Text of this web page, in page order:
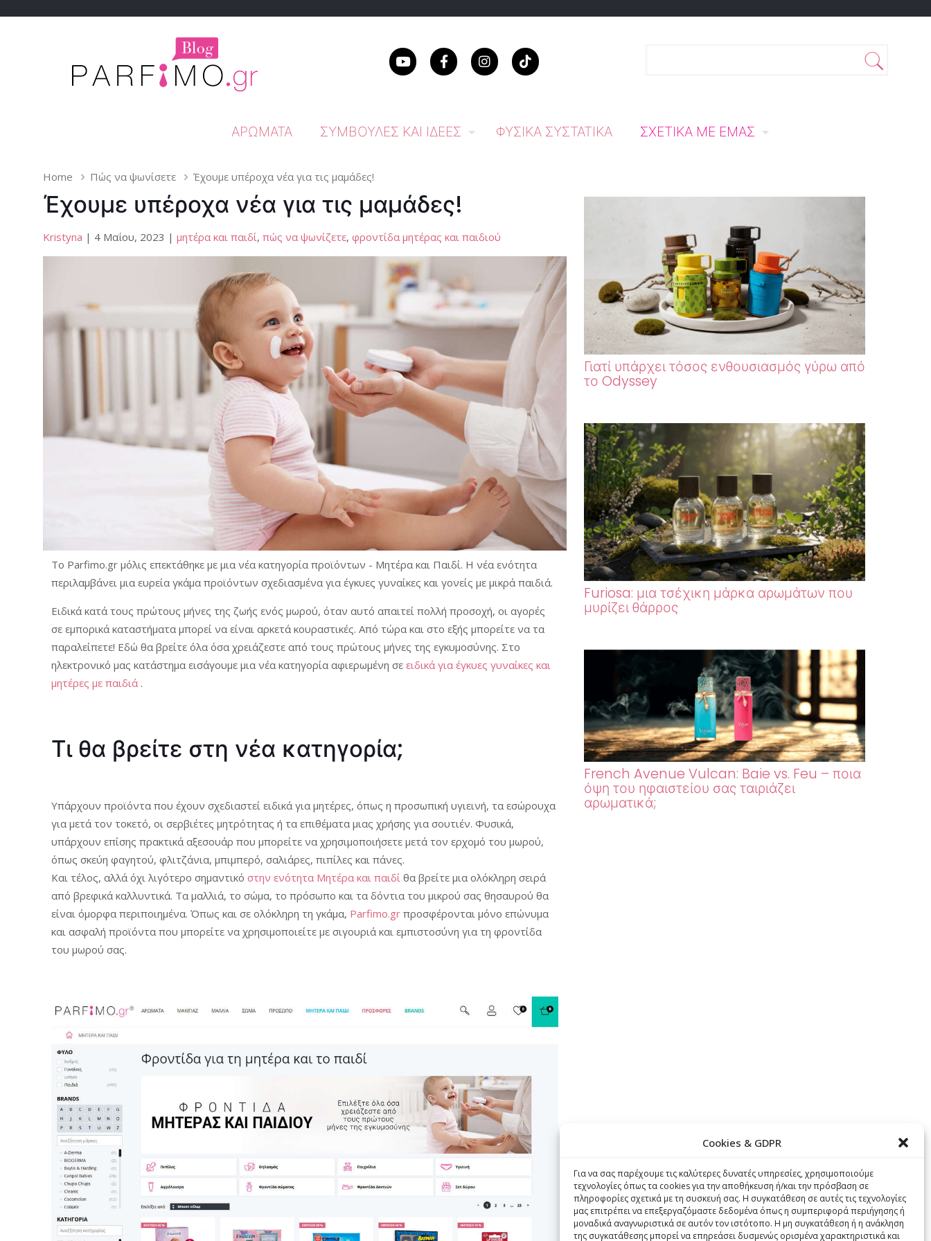
Cookies & GDPR
Για να σας παρέχουμε τις καλύτερες δυνατές υπηρεσίες, χρησιμοποιούμε
τεχνολογίες όπως τα cookies για την αποθήκευση ή/και την πρόσβαση σε
πληροφορίες σχετικά με τη συσκευή σας. Η συγκατάθεση σε αυτές τις τεχνολογίες
μας επιτρέπει να επεξεργαζόμαστε δεδομένα όπως η συμπεριφορά περιήγησης ή
μοναδικά αναγνωριστικά σε αυτόν τον ιστότοπο. Η μη συγκατάθεση ή η ανάκληση
της συγκατάθεσης μπορεί να επηρεάσει δυσμενώς ορισμένα χαρακτηριστικά και
ΑΡΏΜΑΤΑ ΣΥΜΒΟΥΛΈΣ ΚΑΙ ΙΔΈΕΣ ΦΥΣΙΚΆ ΣΥΣΤΑΤΙΚΆ ΣΧΕΤΙΚΆ ΜΕ ΕΜΆΣ
Home Πώς να ψωνίσετε Έχουμε υπέροχα νέα για τις μαμάδες!
Έχουμε υπέροχα νέα για τις μαμάδες!
Kristyna | 4 Μαΐου, 2023 | μητέρα και παιδί, πώς να ψωνίζετε, φροντίδα μητέρας και παιδιού
Το Parfimo.gr μόλις επεκτάθηκε με μια νέα κατηγορία προϊόντων - Μητέρα και Παιδί. Η νέα ενότητα
περιλαμβάνει μια ευρεία γκάμα προϊόντων σχεδιασμένα για έγκυες γυναίκες και γονείς με μικρά παιδιά.
Ειδικά κατά τους πρώτους μήνες της ζωής ενός μωρού, όταν αυτό απαιτεί πολλή προσοχή, οι αγορές
σε εμπορικά καταστήματα μπορεί να είναι αρκετά κουραστικές. Από τώρα και στο εξής μπορείτε να τα
παραλείπετε! Εδώ θα βρείτε όλα όσα χρειάζεστε από τους πρώτους μήνες της εγκυμοσύνης. Στο
ηλεκτρονικό μας κατάστημα εισάγουμε μια νέα κατηγορία αφιερωμένη σε ειδικά για έγκυες γυναίκες και
μητέρες με παιδιά .
Τι θα βρείτε στη νέα κατηγορία;
Υπάρχουν προϊόντα που έχουν σχεδιαστεί ειδικά για μητέρες, όπως η προσωπική υγιεινή, τα εσώρουχα
για μετά τον τοκετό, οι σερβιέτες μητρότητας ή τα επιθέματα μιας χρήσης για σουτιέν. Φυσικά,
υπάρχουν επίσης πρακτικά αξεσουάρ που μπορείτε να χρησιμοποιήσετε μετά τον ερχομό του μωρού,
όπως σκεύη φαγητού, φλιτζάνια, μπιμπερό, σαλιάρες, πιπίλες και πάνες.
Και τέλος, αλλά όχι λιγότερο σημαντικό στην ενότητα Μητέρα και παιδί θα βρείτε μια ολόκληρη σειρά
από βρεφικά καλλυντικά. Τα μαλλιά, το σώμα, το πρόσωπο και τα δόντια του μικρού σας θησαυρού θα
είναι όμορφα περιποιημένα. Όπως και σε ολόκληρη τη γκάμα, Parfimo.gr προσφέρονται μόνο επώνυμα
και ασφαλή προϊόντα που μπορείτε να χρησιμοποιείτε με σιγουριά και εμπιστοσύνη για τη φροντίδα
του μωρού σας.
Γιατί υπάρχει τόσος ενθουσιασμός γύρω από
το Odyssey
Furiosa: μια τσέχικη μάρκα αρωμάτων που
μυρίζει θάρρος
French Avenue Vulcan: Baie vs. Feu – ποια
όψη του ηφαιστείου σας ταιριάζει
αρωματικά;